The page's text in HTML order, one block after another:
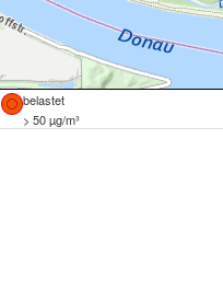
belastet
> 50 µg/m³